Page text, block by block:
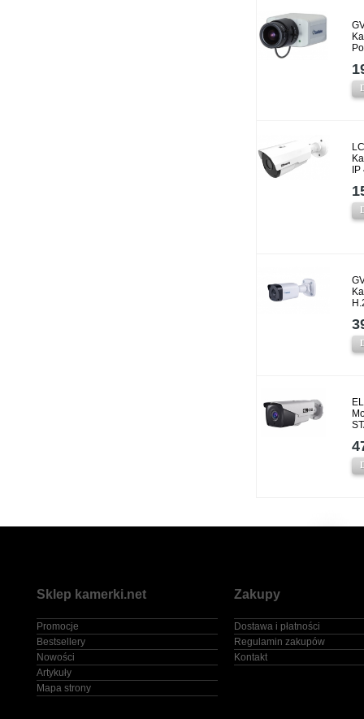
Sklep kamerki.net
Promocje
Bestsellery
Nowości
Artykuły
Mapa strony
Zakupy
Dostawa i płatności
Regulamin zakupów
Kontakt